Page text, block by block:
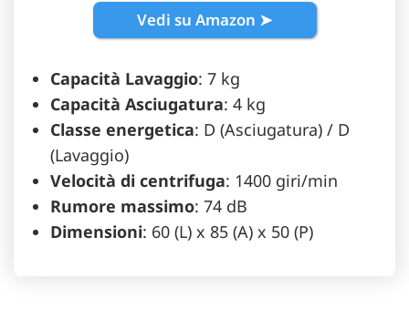
Capacità Lavaggio: 7 kg
Capacità Asciugatura: 4 kg
Classe energetica: D (Asciugatura) / D
(Lavaggio)
Velocità di centrifuga: 1400 giri/min
Rumore massimo: 74 dB
Dimensioni: 60 (L) x 85 (A) x 50 (P)
Vedi su Amazon ➤